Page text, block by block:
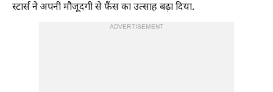
स्टार्स ने अपनी मौजूदगी से फैंस का उत्साह बढ़ा दिया.
ADVERTISEMENT